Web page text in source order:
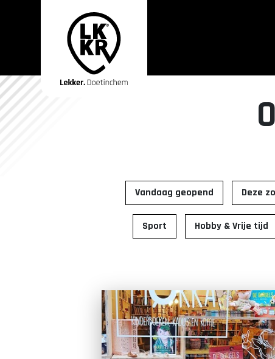
Vandaag geopend Deze
Sport Hobby & Vrije tijd